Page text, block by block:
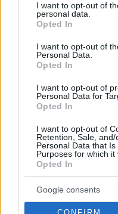
not limited to your visit or
grant or deny consent to
use your data for below
consent section.
I want to opt-out of
personal data.
Opted In
I want to opt-out of
Personal Data.
Opted In
I want to opt-out of
Personal Data for
Opted In
I want to opt-out of
Retention, Sale,
Personal Data that
Purposes for which it
Opted In
Google consents
CONFIRM
Εκκλησία: Μεμονωμένη
πιστή επειδή φορούσε
«Οι μεμονωμένες
επίσημη θέση της
28.07.2020, 07:33 17